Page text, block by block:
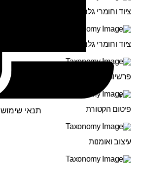
תנאי שימוש
ציוד וחומרי גלם לסופר סת"ם
ציוד וחומרי גלם לסוגרי בתי תפילין
פרשיות לתפילין
פיטום הקטורת
עיצוב ואומנות